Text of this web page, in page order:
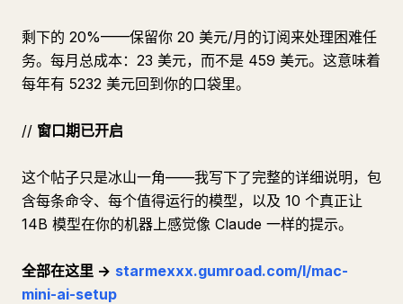
剩下的 20%——保留你 20 美元/月的订阅来处理困难任
务。每月总成本：23 美元，而不是 459 美元。这意味着
每年有 5232 美元回到你的口袋里。
// 窗口期已开启
这个帖子只是冰山一角——我写下了完整的详细说明，包
含每条命令、每个值得运行的模型，以及 10 个真正让
14B 模型在你的机器上感觉像 Claude 一样的提示。
全部在这里 → starmexxx.gumroad.com/l/mac-
mini-ai-setup